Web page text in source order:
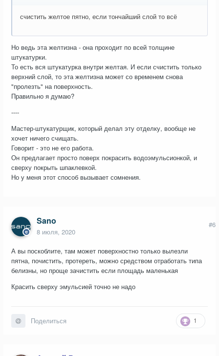
счистить желтое пятно, если тончайший слой то всё
Но ведь эта желтизна - она проходит по всей толщине
штукатурки.
То есть вся штукатурка внутри желтая. И если счистить только
верхний слой, то эта желтизна может со временем снова
"пролезть" на поверхность.
Правильно я думаю?
----
Мастер-штукатурщик, который делал эту отделку, вообще не
хочет ничего счищать.
Говорит - это не его работа.
Он предлагает просто поверх покрасить водоэмульсионкой, и
сверху покрыть шпаклевкой.
Но у меня этот способ вызывает сомнения.
Sano
8 июля, 2020
#6
А вы поскоблите, там может поверхностно только вылезли
пятна, почистить, протереть, можно средством отработать типа
белизны, но проще зачистить если площадь маленькая
Красить сверху эмульсией точно не надо
1
Поделиться